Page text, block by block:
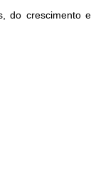
do crescimento